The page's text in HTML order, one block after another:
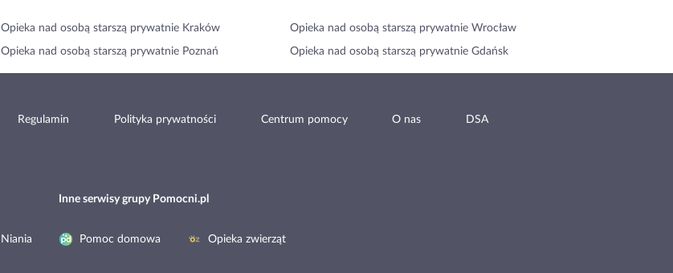
Opieka nad osobą starszą prywatnie Kraków Opieka nad osobą starszą prywatnie Wrocław
Opieka nad osobą starszą prywatnie Poznań Opieka nad osobą starszą prywatnie Gdańsk
Regulamin Polityka prywatności Centrum pomocy O nas DSA
Inne serwisy grupy Pomocni.pl
Niania Pomoc domowa Opieka zwierząt